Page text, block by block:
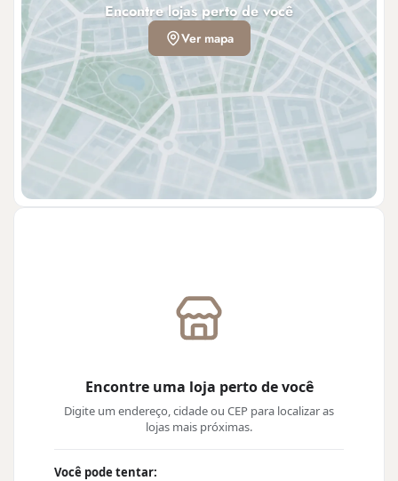
Encontre uma loja perto de você
Digite um endereço, cidade ou CEP para localizar as
lojas mais próximas.
Você pode tentar:
Encontre lojas perto de você
Ver mapa